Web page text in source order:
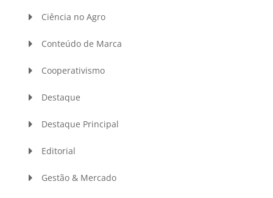
Ciência no Agro
Conteúdo de Marca
Cooperativismo
Destaque
Destaque Principal
Editorial
Gestão & Mercado